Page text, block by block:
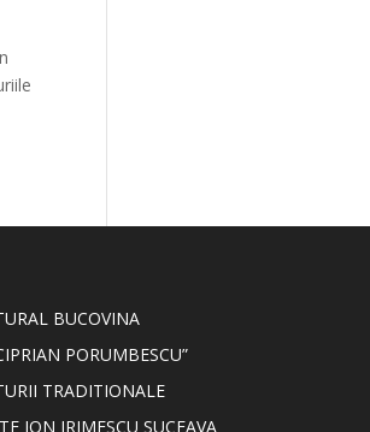
BUCOVINA
PORUMBESCU”
TRADITIONALE
ION IRIMESCU SUCEAVA